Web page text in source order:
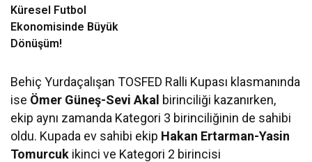
Küresel Futbol
Ekonomisinde Büyük
Dönüşüm!
Behiç Yurdaçalışan TOSFED Ralli Kupası klasmanında
ise Ömer Güneş-Sevi Akal birinciliği kazanırken,
ekip aynı zamanda Kategori 3 birinciliğinin de sahibi
oldu. Kupada ev sahibi ekip Hakan Ertarman-Yasin
Tomurcuk ikinci ve Kategori 2 birincisi